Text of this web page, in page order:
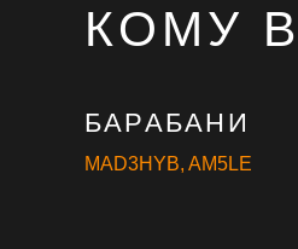
КОМУ
БАРАБАНИ
MAD3HYB, AM5LE